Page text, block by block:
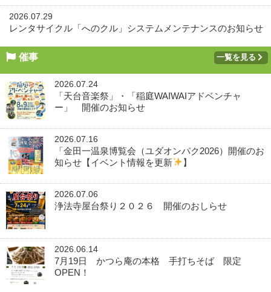
2026.07.29
レンタサイクル「へのクル」システムメンテナンスのお知らせ
催事 一覧を見る
2026.07.24
「天台音楽祭」・「稲庭WAIWAIアドベンチャ
ー」 開催のお知らせ
2026.07.16
「金田一温泉博覧会（ユダオンパク2026）開催のお
知らせ【イベント情報を更新
】
2026.07.06
浄法寺屋台祭り２０２６ 開催のおしらせ
2026.06.14
7月19日 かつら庵の本格 手打ちそば 限定
OPEN！